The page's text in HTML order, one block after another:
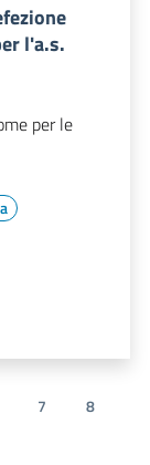
l'a.s.
per le
7
8